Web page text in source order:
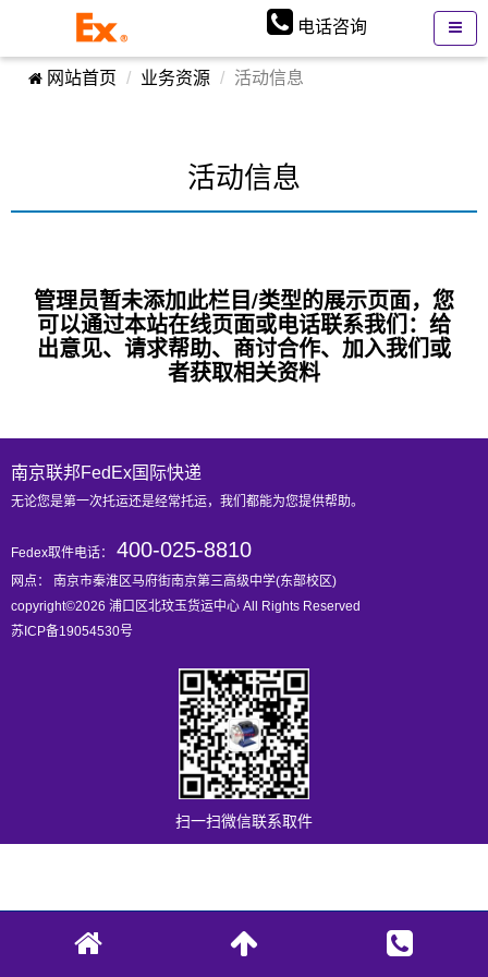
电话咨询
网站首页 业务资源 活动信息
活动信息
管理员暂未添加此栏目/类型的展示页面，您
可以通过本站在线页面或电话联系我们：给
出意见、请求帮助、商讨合作、加入我们或
者获取相关资料
南京联邦FedEx国际快递
无论您是第一次托运还是经常托运，我们都能为您提供帮助。
Fedex取件电话： 400-025-8810
网点： 南京市秦淮区马府街南京第三高级中学(东部校区)
copyright©2026 浦口区北玟玉货运中心 All Rights Reserved
苏ICP备19054530号
扫一扫微信联系取件